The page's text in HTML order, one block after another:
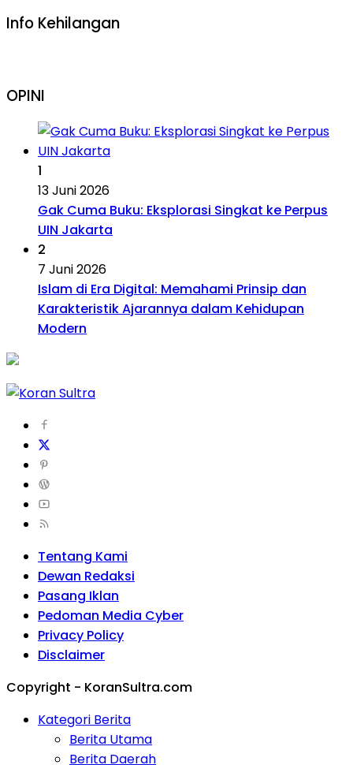
Info Kehilangan
OPINI
1
13 Juni 2026
Gak Cuma Buku: Eksplorasi Singkat ke Perpus
UIN Jakarta
2
7 Juni 2026
Islam di Era Digital: Memahami Prinsip dan
Karakteristik Ajarannya dalam Kehidupan
Modern
Tentang Kami
Dewan Redaksi
Pasang Iklan
Pedoman Media Cyber
Privacy Policy
Disclaimer
Copyright - KoranSultra.com
Kategori Berita
Berita Utama
Berita Daerah